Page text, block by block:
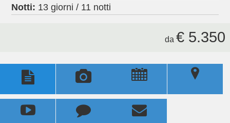
Notti: 13 giorni / 11 notti
da € 5.350
  ; u
  